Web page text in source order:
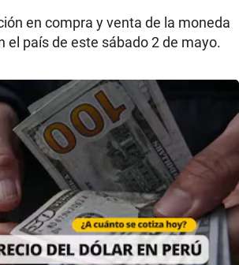
en compra y venta de la moneda
el país de este sábado 2 de mayo.